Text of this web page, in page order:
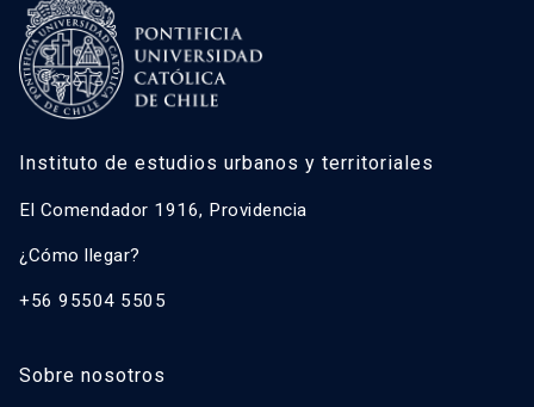
Instituto de estudios urbanos y territoriales
El Comendador 1916, Providencia
¿Cómo llegar?
+56 95504 5505
Sobre nosotros